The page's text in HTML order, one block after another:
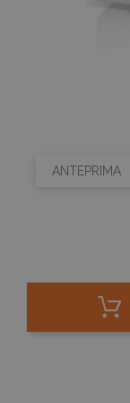
ANTEPRIMA